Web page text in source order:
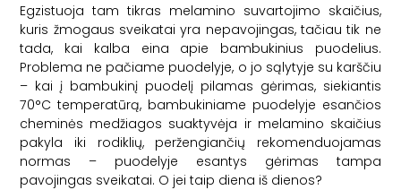
Egzistuoja tam tikras melamino suvartojimo skaičius,
kuris žmogaus sveikatai yra nepavojingas, tačiau tik ne
tada, kai kalba eina apie bambukinius puodelius.
Problema ne pačiame puodelyje, o jo sąlytyje su karščiu
– kai į bambukinį puodelį pilamas gėrimas, siekiantis
70°C temperatūrą, bambukiniame puodelyje esančios
cheminės medžiagos suaktyvėja ir melamino skaičius
pakyla iki rodiklių, peržengiančių rekomenduojamas
normas – puodelyje esantys gėrimas tampa
pavojingas sveikatai. O jei taip diena iš dienos?